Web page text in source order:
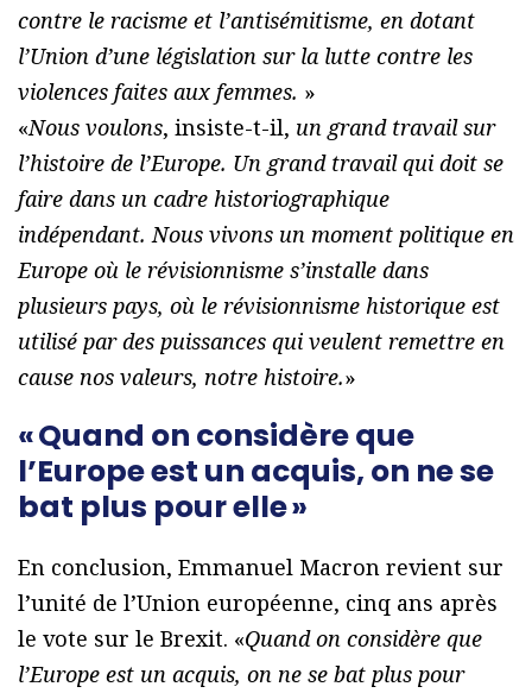
contre le racisme et l’antisémitisme, en dotant
l’Union d’une législation sur la lutte contre les
violences faites aux femmes. »
«Nous voulons, insiste-t-il, un grand travail sur
l’histoire de l’Europe. Un grand travail qui doit se
faire dans un cadre historiographique
indépendant. Nous vivons un moment politique en
Europe où le révisionnisme s’installe dans
plusieurs pays, où le révisionnisme historique est
utilisé par des puissances qui veulent remettre en
cause nos valeurs, notre histoire.»
« Quand on considère que
l’Europe est un acquis, on ne se
bat plus pour elle »
En conclusion, Emmanuel Macron revient sur
l’unité de l’Union européenne, cinq ans après
le vote sur le Brexit. «Quand on considère que
l’Europe est un acquis, on ne se bat plus pour